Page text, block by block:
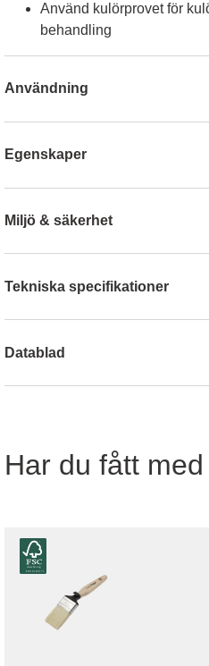
Använd kulörprovet för
behandling
Användning
Egenskaper
Miljö & säkerhet
Tekniska specifikationer
Datablad
Har du fått